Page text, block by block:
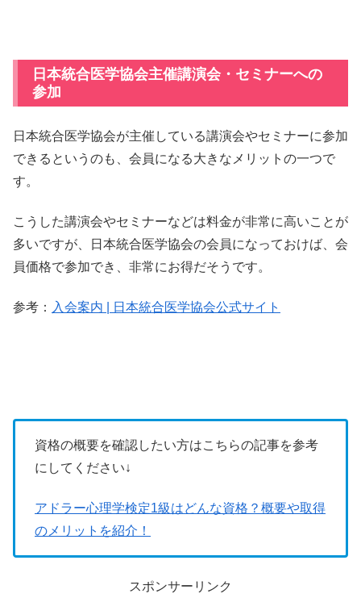
日本統合医学協会主催講演会・セミナーへの
参加
日本統合医学協会が主催している講演会やセミナーに参加
できるというのも、会員になる大きなメリットの一つで
す。
こうした講演会やセミナーなどは料金が非常に高いことが
多いですが、日本統合医学協会の会員になっておけば、会
員価格で参加でき、非常にお得だそうです。
参考： 入会案内 | 日本統合医学協会公式サイト
資格の概要を確認したい方はこちらの記事を参考
にしてください↓
アドラー心理学検定1級はどんな資格？概要や取得
のメリットを紹介！
スポンサーリンク